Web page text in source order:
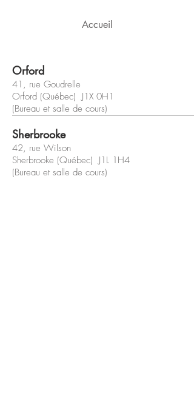
Accueil
Orford
41, rue Goudrelle
Orford (Québec) J1X 0H1
(Bureau et salle de cours)
Sherbrooke
42, rue Wilson
Sherbrooke (Québec) J1L 1H4
(Bureau et salle de cours)